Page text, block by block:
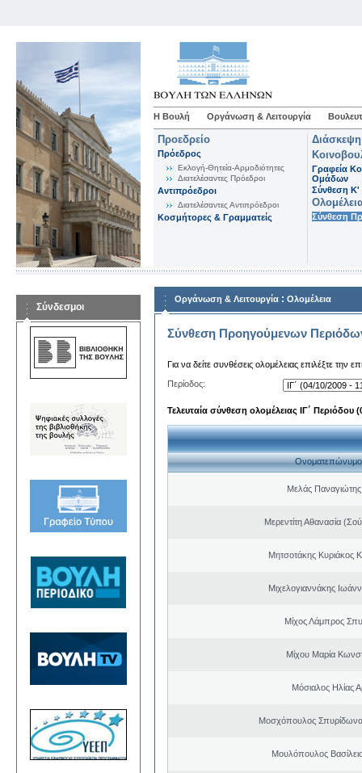
Η Βουλή Οργάνωση & Λειτουργία
Προεδρείο
Πρόεδρος
Εκλογή-Θητεία-Αρμοδιότητες
Διατελέσαντες Πρόεδροι
Αντιπρόεδροι
Διατελέσαντες Αντιπρόεδροι
Κοσμήτορες & Γραμματείς
Γραφεία
Ομάδων
Σύνθεση K'
Σύνθεση
Σύνδεσμοι
Οργάνωση & Λειτουργία : Ολομέλεια
Σύνθεση Προηγούμενων
Για να δείτε συνθέσεις ολομέλειας επιλέξτε την
Περίοδος:
Τελευταία σύνθεση ολομέλειας ΙΓ΄ Περιόδου
Ονοματεπώνυμο
Μελάς
Μερεντίτη Αθανασία
Μητσοτάκης Κυριάκος
Μιχελογιαννάκης
Μίχος Λάμπρος
Μίχου Μαρία
Μόσιαλος Ηλίας
Μοσχόπουλος
Μουλόπουλος